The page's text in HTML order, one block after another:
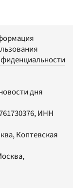
дня
ИНН
Коптевская
,